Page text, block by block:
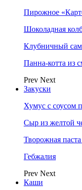
Пирожное
Шоколадная
Клубничный
Панна-котта из
Prev Next
Закуски
Хумус с соусом
Сыр из желтой
Творожная
Гебжалия
Prev Next
Каши